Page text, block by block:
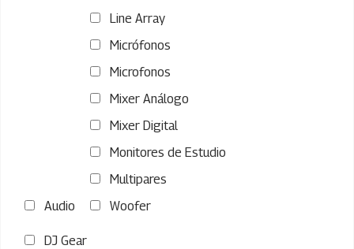
Audio
Line Array
Micrófonos
Microfonos
Mixer Análogo
Mixer Digital
Monitores de Estudio
Multipares
Woofer
DJ Gear